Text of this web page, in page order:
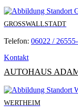
GROSSWALLSTADT
Telefon: 06022 /
Kontakt
AUTOHAUS
WERTHEIM